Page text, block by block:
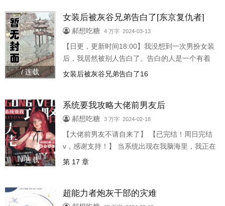
/ 连载
女装后被灰谷兄弟告白了[东京复仇者]
郝想吃糖 4 万字 2024-03-13
【日更，更新时间18:00】我没想到一次男扮女装
后，我居然被别人告白了。告白的人是一个有着
两个麻花辫，发色很有特点，长相好看的不良少
女装后被灰谷兄弟告白了16
/ 连载
系统要我攻略大佬前男友后
郝想吃糖 3 万字 2024-02-18
【大佬前男友不请自来了】 【已完结！周日完结
v，感谢支持！】 当系统出现在我脑海里，我正在
直播， 脑袋里的声音让我害怕自己是不是有精神
一娱乐圈升级流爽文里的炮灰女配，需要攻略薄
第 17 章
超能力者炮灰干部的灾难